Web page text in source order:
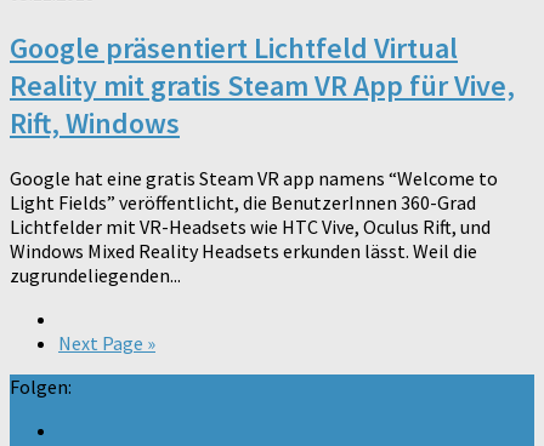
Google präsentiert Lichtfeld Virtual
Reality mit gratis Steam VR App für Vive,
Rift, Windows
Google hat eine gratis Steam VR app namens “Welcome to
Light Fields” veröffentlicht, die BenutzerInnen 360-Grad
Lichtfelder mit VR-Headsets wie HTC Vive, Oculus Rift, und
Windows Mixed Reality Headsets erkunden lässt. Weil die
zugrundeliegenden...
Next Page »
Folgen: